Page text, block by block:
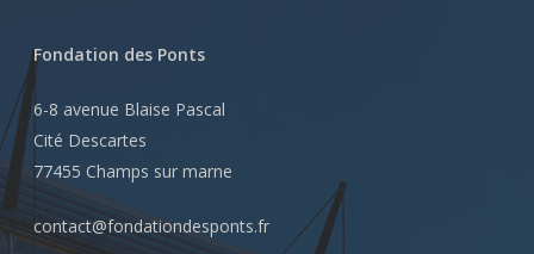
Fondation des Ponts
6-8 avenue Blaise Pascal
Cité Descartes
77455 Champs sur marne
contact@fondationdesponts.fr